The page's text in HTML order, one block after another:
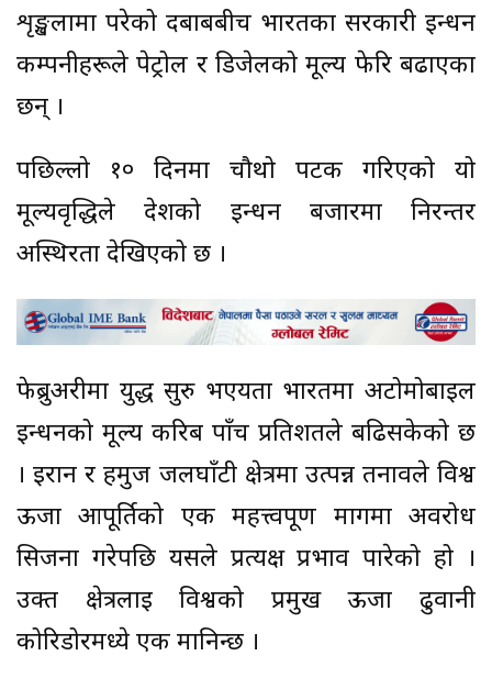
शृङ्खलामा परेको दबाबबीच भारतका सरकारी इन्धन
कम्पनीहरूले पेट्रोल र डिजेलको मूल्य फेरि बढाएका
छन् ।
पछिल्लो १० दिनमा चौथो पटक गरिएको यो
मूल्यवृद्धिले देशको इन्धन बजारमा निरन्तर
अस्थिरता देखिएको छ ।
फेब्रुअरीमा युद्ध सुरु भएयता भारतमा अटोमोबाइल
इन्धनको मूल्य करिब पाँच प्रतिशतले बढिसकेको छ
। इरान र हर्मुज जलघाँटी क्षेत्रमा उत्पन्न तनावले विश्व
ऊर्जा आपूर्तिको एक महत्त्वपूर्ण मार्गमा अवरोध
सिर्जना गरेपछि यसले प्रत्यक्ष प्रभाव पारेको हो ।
उक्त क्षेत्रलाई विश्वको प्रमुख ऊर्जा ढुवानी
कोरिडोरमध्ये एक मानिन्छ ।